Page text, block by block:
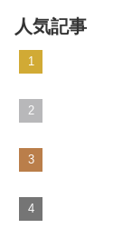
人気記事